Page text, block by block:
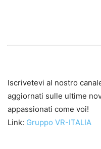
Iscrivetevi al nostro
aggiornati sulle ultime
appassionati come voi!
Link: Gruppo VR-ITALIA